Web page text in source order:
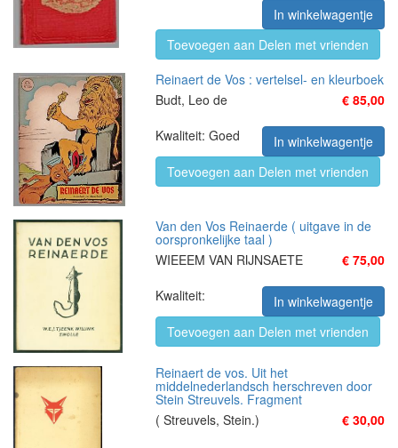
In winkelwagentje
Toevoegen aan Delen met vrienden
Reinaert de Vos : vertelsel- en kleurboek
Budt, Leo de
€ 85,00
Kwaliteit: Goed
In winkelwagentje
Toevoegen aan Delen met vrienden
Van den Vos Reinaerde ( uitgave in de
oorspronkelijke taal )
WIEEEM VAN RIJNSAETE
€ 75,00
Kwaliteit:
In winkelwagentje
Toevoegen aan Delen met vrienden
Reinaert de vos. Uit het
middelnederlandsch herschreven door
Stein Streuvels. Fragment
( Streuvels, Stein.)
€ 30,00